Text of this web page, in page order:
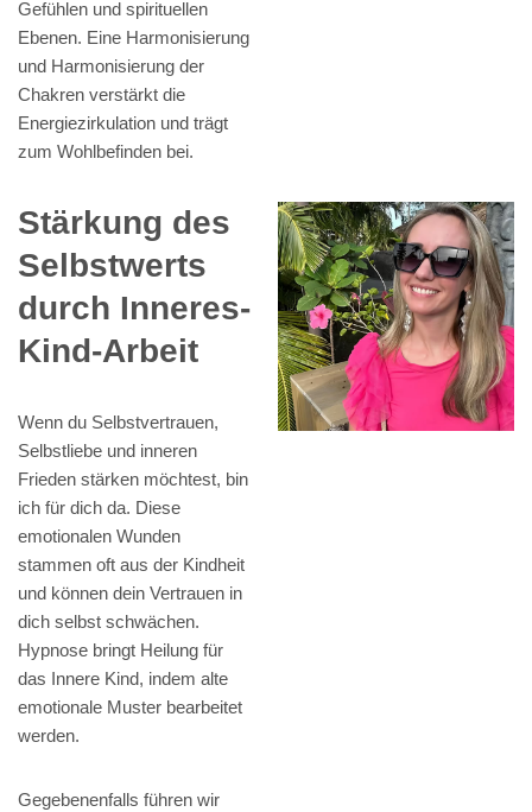
Gefühlen und spirituellen
Ebenen. Eine Harmonisierung
und Harmonisierung der
Chakren verstärkt die
Energiezirkulation und trägt
zum Wohlbefinden bei.
Stärkung des
Selbstwerts
durch Inneres-
Kind-Arbeit
Wenn du Selbstvertrauen,
Selbstliebe und inneren
Frieden stärken möchtest, bin
ich für dich da. Diese
emotionalen Wunden
stammen oft aus der Kindheit
und können dein Vertrauen in
dich selbst schwächen.
Hypnose bringt Heilung für
das Innere Kind, indem alte
emotionale Muster bearbeitet
werden.
Gegebenenfalls führen wir